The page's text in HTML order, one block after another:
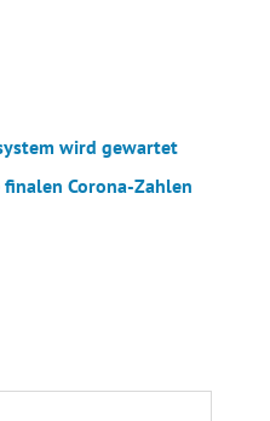
wird gewartet
Corona-Zahlen